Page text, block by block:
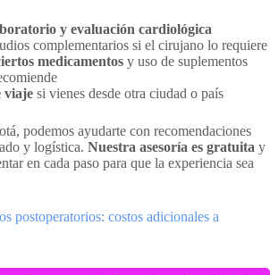
y evaluación cardiológica
complementarios si el cirujano lo requiere
medicamentos y uso de suplementos
viaje si vienes desde otra ciudad o país
podemos ayudarte con recomendaciones
y logística. Nuestra asesoría es gratuita y
en cada paso para que la experiencia sea
postoperatorios: costos adicionales a